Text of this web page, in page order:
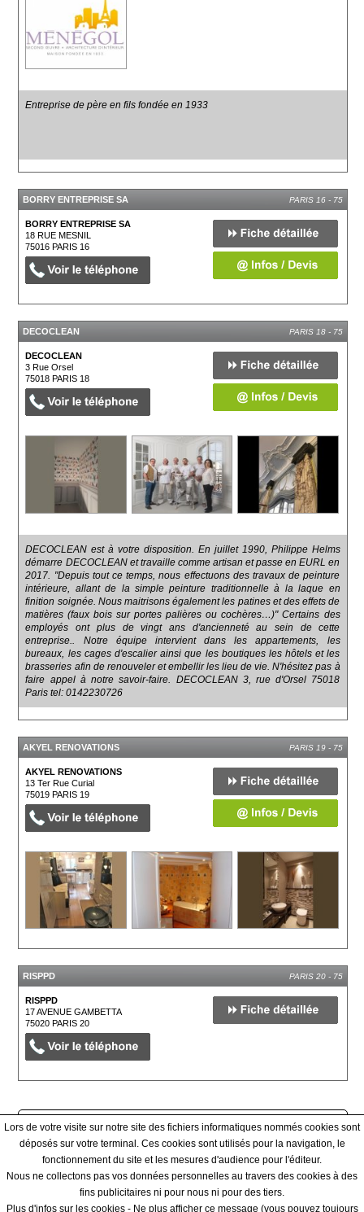
Entreprise de père en fils fondée en 1933
BORRY ENTREPRISE SA PARIS 16 - 75
BORRY ENTREPRISE SA
18 RUE MESNIL
75016PARIS 16
DECOCLEAN PARIS 18 - 75
DECOCLEAN
3 Rue Orsel
75018PARIS 18
DECOCLEAN est à votre disposition. En juillet 1990, Philippe Helms
démarre DECOCLEAN et travaille comme artisan et passe en EURL en
2017. "Depuis tout ce temps, nous effectuons des travaux de peinture
intérieure, allant de la simple peinture traditionnelle à la laque en
finition soignée. Nous maitrisons également les patines et des effets de
matières (faux bois sur portes palières ou cochères…)" Certains des
employés ont plus de vingt ans d'ancienneté au sein de cette
entreprise.. Notre équipe intervient dans les appartements, les
bureaux, les cages d'escalier ainsi que les boutiques les hôtels et les
brasseries afin de renouveler et embellir les lieu de vie. N'hésitez pas à
faire appel à notre savoir-faire. DECOCLEAN 3, rue d'Orsel 75018
Paris tel: 0142230726
AKYEL RENOVATIONS PARIS 19 - 75
AKYEL RENOVATIONS
13 Ter Rue Curial
75019PARIS 19
RISPPD PARIS 20 - 75
RISPPD
17 AVENUE GAMBETTA
75020 PARIS 20
Afficher tous les prestataires
Qui sommes-nous ? - Contact - Conditions générales
|
Lors de votre visite sur notre site des fichiers informatiques nommés cookies sont
déposés sur votre terminal. Ces cookies sont utilisés pour la navigation, le
fonctionnement du site et les mesures d'audience pour l'éditeur.
Nous ne collectons pas vos données personnelles au travers des cookies à des
fins publicitaires ni pour nous ni pour des tiers.
Plus d'infos sur les cookies- Ne plus afficher ce message (vous pouvez toujours